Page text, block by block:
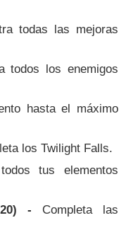
todas las mejoras
todos los enemigos
hasta el máximo
los Twilight Falls.
tus elementos
- Completa las